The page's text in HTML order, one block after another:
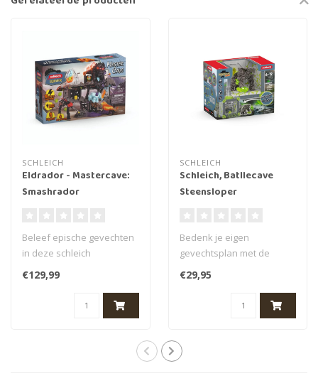
SCHLEICH
Eldrador - Mastercave:
Smashrador
Beleef epische gevechten
in deze schleich
ELDRADOR CREATURES
MasterCave: Smashra..
€129,99
SCHLEICH
Schleich, Batllecave
Steensloper
Bedenk je eigen
gevechtsplan met de
BattleCave steensloper.
De speelset voor sli..
€29,95